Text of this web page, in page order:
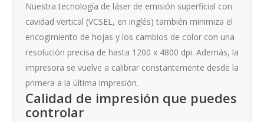
Nuestra tecnología de láser de emisión superficial con
cavidad vertical (VCSEL, en inglés) también minimiza el
encogimiento de hojas y los cambios de color con una
resolución precisa de hasta 1200 x 4800 dpi. Además, la
impresora se vuelve a calibrar constantemente desde la
primera a la última impresión.
Calidad de impresión que puedes
controlar